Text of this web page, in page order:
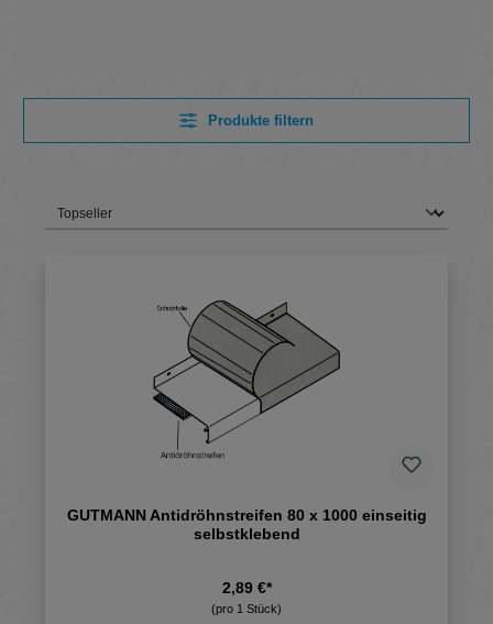
Produkte filtern
GUTMANN Antidröhnstreifen 80 x 1000 einseitig
selbstklebend
2,89 €*
(pro 1 Stück)